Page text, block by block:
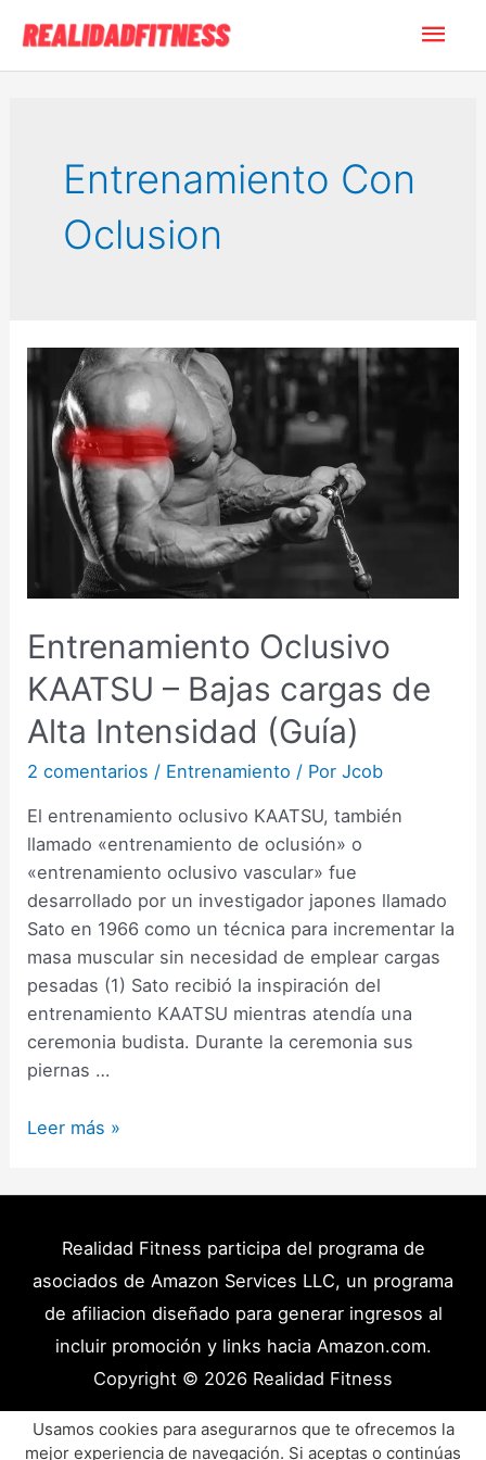
contenido
Entrenamiento Con
Oclusion
Entrenamiento Oclusivo
KAATSU – Bajas cargas de
Alta Intensidad (Guía)
2 comentarios / Entrenamiento / PorJcob
El entrenamiento oclusivo KAATSU, también
llamado «entrenamiento de oclusión» o
«entrenamiento oclusivo vascular» fue
desarrollado por un investigador japones llamado
Sato en 1966 como un técnica para incrementar la
masa muscular sin necesidad de emplear cargas
pesadas (1) Sato recibió la inspiración del
entrenamiento KAATSU mientras atendía una
ceremonia budista. Durante la ceremonia sus
piernas …
Entrenamiento
Bajas
de
Alta
Intensidad
Leer más »
Realidad Fitness participa del programa de
asociados de Amazon Services LLC, un programa
de afiliacion diseñado para generar ingresos al
incluir promoción y links hacia Amazon.com.
Copyright © 2026 Realidad Fitness
Políticas de Privacidad – Términos y Condiciones
Usamos cookies para asegurarnos que te ofrecemos la
mejor experiencia de navegación. Si aceptas o continúas